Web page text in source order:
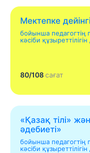
Мектепке
бойынша педагогтің
кәсіби
80/108сағат
«Қазақ тілі»
əдебиеті»
бойынша педагогтің
кәсіби